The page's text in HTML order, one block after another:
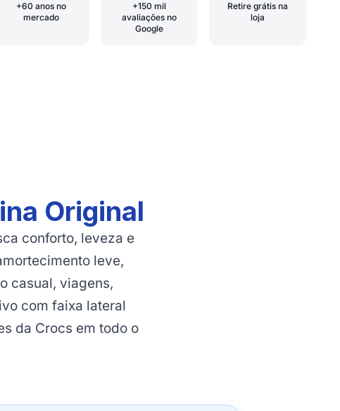
+60 anos no
mercado
+150 mil
avaliações no
Google
Retire grátis na
loja
Original
conforto, leveza e
leve,
casual, viagens,
com faixa lateral
da Crocs em todo o